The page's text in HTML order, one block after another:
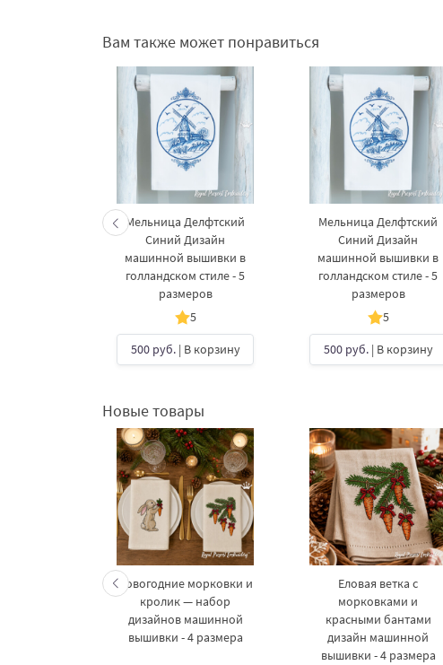
Вам также может понравиться
Мельница Делфтский
Синий Дизайн
машинной вышивки в
голландском стиле - 5
размеров
5
500 руб.| В корзину
Мельница Делфтский
Синий Дизайн
машинной вышивки в
голландском стиле - 5
размеров
5
500 руб.| В корзину
Новые товары
Новогодние морковки и
кролик — набор
дизайнов машинной
вышивки - 4 размера
Еловая ветка с
морковками и
красными бантами
дизайн машинной
вышивки - 4 размера